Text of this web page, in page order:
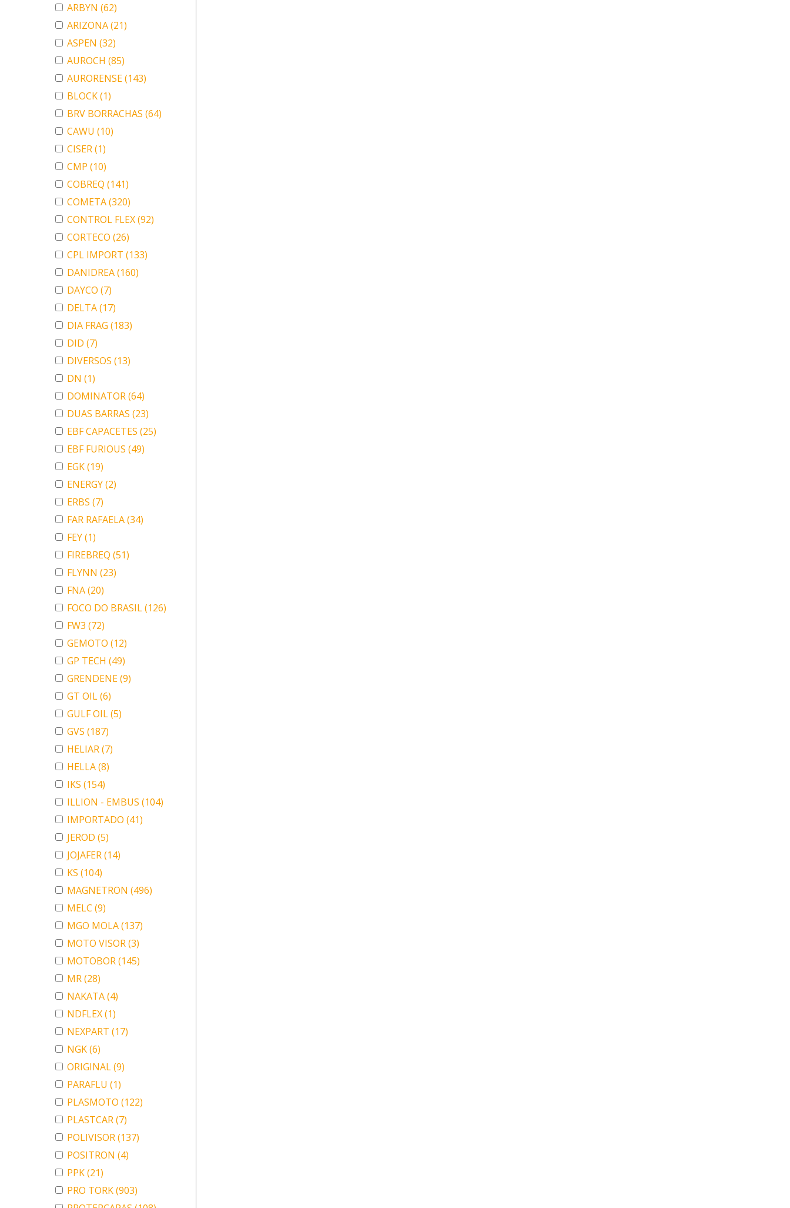
ARBYN (62)
ARIZONA(21)
ASPEN (32)
AUROCH (85)
AURORENSE(143)
BLOCK(1)
BRV BORRACHAS (64)
CAWU (10)
CISER(1)
CMP (10)
COBREQ (141)
COMETA(320)
CONTROL FLEX(92)
CORTECO (26)
CPL IMPORT (133)
DANIDREA(160)
DAYCO (7)
DELTA(17)
DIA FRAG (183)
DID (7)
DIVERSOS (13)
DN (1)
DOMINATOR(64)
DUAS BARRAS (23)
EBF CAPACETES (25)
EBF FURIOUS (49)
EGK(19)
ENERGY(2)
ERBS (7)
FAR RAFAELA(34)
FEY(1)
FIREBREQ (51)
FLYNN (23)
FNA(20)
FOCO DO BRASIL(126)
FW3 (72)
GEMOTO (12)
GP TECH (49)
GRENDENE(9)
GT OIL(6)
GULF OIL(5)
GVS (187)
HELIAR(7)
HELLA(8)
IKS (154)
ILLION - EMBUS (104)
IMPORTADO (41)
JEROD (5)
JOJAFER(14)
KS (104)
MAGNETRON (496)
MELC (9)
MGO MOLA(137)
MOTO VISOR(3)
MOTOBOR(145)
MR(28)
NAKATA(4)
NDFLEX(1)
NEXPART (17)
NGK(6)
ORIGINAL(9)
PARAFLU (1)
PLASMOTO (122)
PLASTCAR(7)
POLIVISOR(137)
POSITRON (4)
PPK(21)
PRO TORK(903)